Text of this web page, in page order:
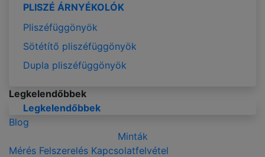
PLISZÉ ÁRNYÉKOLÓK
Pliszéfüggönyök
Sötétítő pliszéfüggönyök
Dupla pliszéfüggönyök
Legkelendőbbek
Legkelendőbbek
Blog
Minták
Mérés Felszerelés Kapcsolatfelvétel